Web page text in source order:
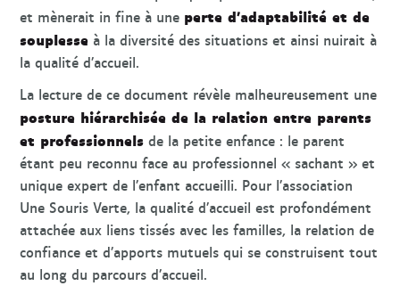
et mènerait in fine à une perte d’adaptabilité et de
souplesse à la diversité des situations et ainsi nuirait à
la qualité d’accueil.
La lecture de ce document révèle malheureusement une
posture hiérarchisée de la relation entre parents
et professionnels de la petite enfance : le parent
étant peu reconnu face au professionnel « sachant » et
unique expert de l’enfant accueilli. Pour l’association
Une Souris Verte, la qualité d’accueil est profondément
attachée aux liens tissés avec les familles, la relation de
confiance et d’apports mutuels qui se construisent tout
au long du parcours d’accueil.